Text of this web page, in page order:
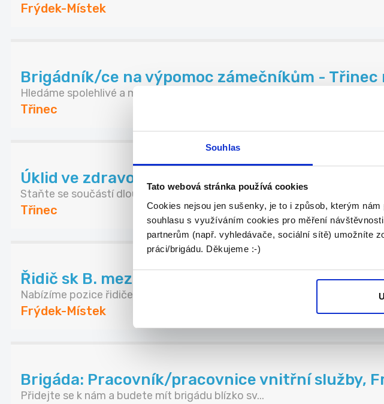
Souhlas
Tato webová stránka používá cookies
Cookies nejsou jen sušenky, je to i způsob, kterým
souhlasu s využíváním cookies pro měření
partnerům (např. vyhledávače, sociální sítě) umožníte
práci/brigádu. Děkujeme :-)
Frýdek-Místek
Brigádník/ce na výpomoc zámečníkům - Třinec
Hledáme spolehlivé a manuálně zručné brigádníky ...
Třinec
Úklid ve zdravotnictví na HPP/DPP/Č
Staňte se součástí dlouholeté perspektivní, úkli...
Třinec
Řidič sk B. mezinárodní doprava, Itálie, Francie,
Nabízíme pozice řidiče sk. B, mezinárodní doprav...
Frýdek-Místek
Brigáda: Pracovník/pracovnice vnitřní služby,
Přidejte se k nám a budete mít brigádu blízko sv...